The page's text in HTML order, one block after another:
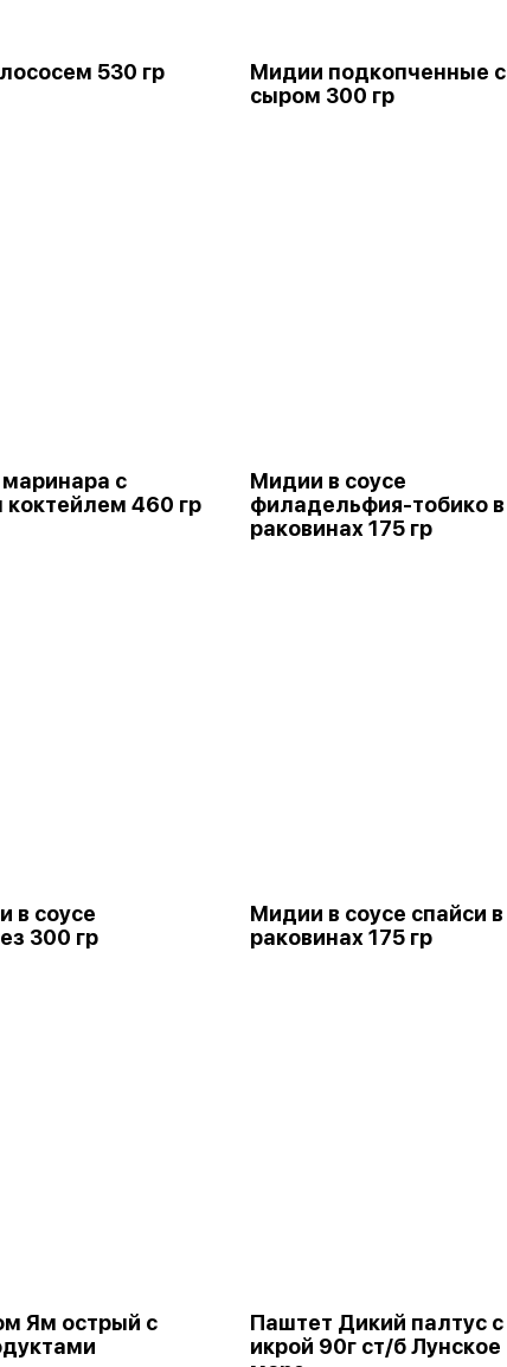
530 гр
Мидии подкопченные с
сыром 300 гр
с
коктейлем 460 гр
Мидии в соусе
филадельфия-тобико в
раковинах 175 гр
в соусе
300 гр
Мидии в соусе спайси в
раковинах 175 гр
Ям острый с
Паштет Дикий палтус с
икрой 90г ст/б Лунское